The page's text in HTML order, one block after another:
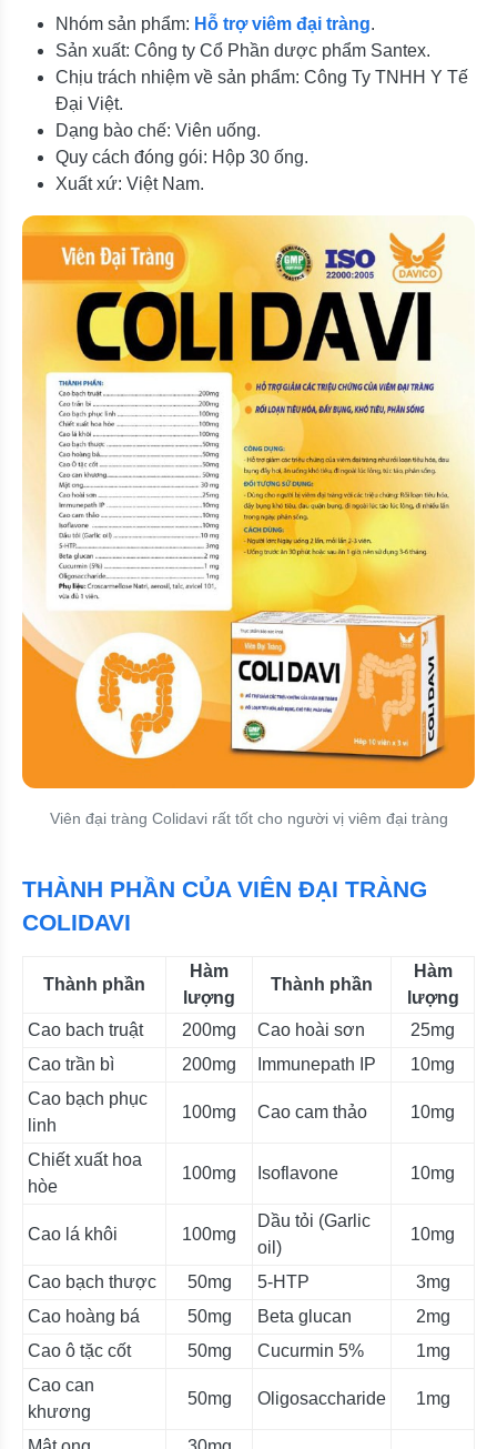
Nhóm sản phẩm: Hỗ trợ viêm đại tràng.
Sản xuất: Công ty Cổ Phần dược phẩm Santex.
Chịu trách nhiệm về sản phẩm: Công Ty TNHH Y Tế
Đại Việt.
Dạng bào chế: Viên uống.
Quy cách đóng gói: Hộp 30 ống.
Xuất xứ: Việt Nam.
Viên đại tràng Colidavi rất tốt cho người vị viêm đại tràng
THÀNH PHẦN CỦA VIÊN ĐẠI TRÀNG
COLIDAVI
Thành phần
Hàm
lượng
Thành phần
Hàm
lượng
Cao bach truật
200mg Cao hoài sơn
25mg
Cao trần bì
200mg Immunepath IP
10mg
Cao bạch phục
linh
100mg Cao cam thảo 10mg
Chiết xuất hoa
hòe
100mg Isoflavone 10mg
Cao lá khôi 100mg
Dầu tỏi (Garlic
oil)
10mg
Cao bạch thược 50mg 5-HTP
3mg
Cao hoàng bá
50mg Beta glucan
2mg
Cao ô tặc cốt
50mg Cucurmin 5%
1mg
Cao can
khương
50mg Oligosaccharide 1mg